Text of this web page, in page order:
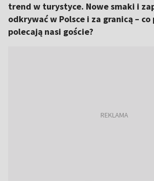
trend w turystyce. Nowe smaki i
odkrywać w Polsce i za granicą –
polecają nasi goście?